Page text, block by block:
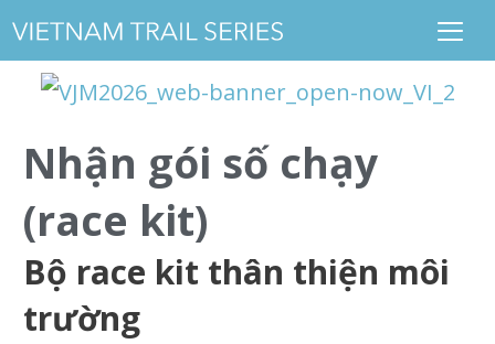
Nhận gói số chạy
(race kit)
Bộ race kit thân thiện môi
trường